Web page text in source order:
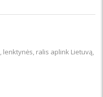
, lenktynės, ralis aplink Lietuvą,